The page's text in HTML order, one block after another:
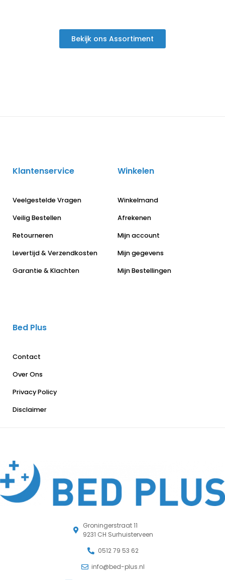
Bekijk ons Assortiment
Groningerstraat 11
9231 CH Surhuisterveen
0512 79 53 62
info@bed-plus.nl
Klantenservice
Veelgestelde Vragen
Veilig Bestellen
Retourneren
Levertijd & Verzendkosten
Garantie & Klachten
Winkelen
Winkelmand
Afrekenen
Mijn account
Mijn gegevens
Mijn Bestellingen
Bed Plus
Contact
Over Ons
Privacy Policy
Disclaimer